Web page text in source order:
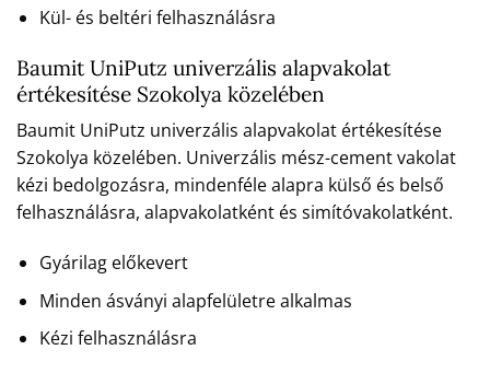
Kül- és beltéri felhasználásra
Baumit UniPutz univerzális alapvakolat
értékesítése Szokolya közelében
Baumit UniPutz univerzális alapvakolat értékesítése
Szokolya közelében. Univerzális mész-cement vakolat
kézi bedolgozásra, mindenféle alapra külső és belső
felhasználásra, alapvakolatként és simítóvakolatként.
Gyárilag előkevert
Minden ásványi alapfelületre alkalmas
Kézi felhasználásra